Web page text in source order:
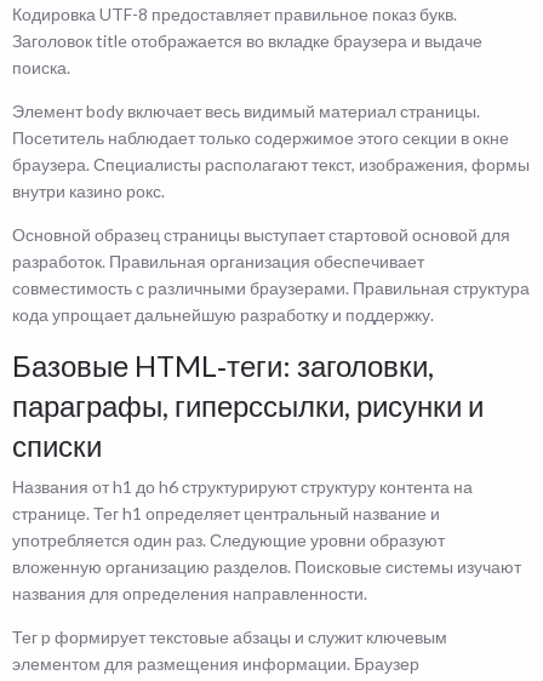
Кодировка UTF-8 предоставляет правильное показ букв.
Заголовок title отображается во вкладке браузера и выдаче
поиска.
Элемент body включает весь видимый материал страницы.
Посетитель наблюдает только содержимое этого секции в окне
браузера. Специалисты располагают текст, изображения, формы
внутри казино рокс.
Основной образец страницы выступает стартовой основой для
разработок. Правильная организация обеспечивает
совместимость с различными браузерами. Правильная структура
кода упрощает дальнейшую разработку и поддержку.
Базовые HTML‑теги: заголовки,
параграфы, гиперссылки, рисунки и
списки
Названия от h1 до h6 структурируют структуру контента на
странице. Тег h1 определяет центральный название и
употребляется один раз. Следующие уровни образуют
вложенную организацию разделов. Поисковые системы изучают
названия для определения направленности.
Тег p формирует текстовые абзацы и служит ключевым
элементом для размещения информации. Браузер